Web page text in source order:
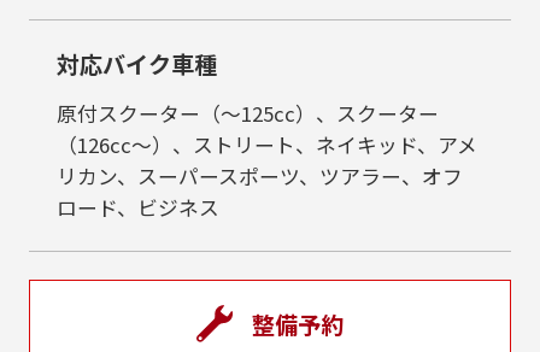
対応バイク車種
原付スクーター（～125cc）、スクーター
（126cc～）、ストリート、ネイキッド、アメ
リカン、スーパースポーツ、ツアラー、オフ
ロード、ビジネス
整備予約